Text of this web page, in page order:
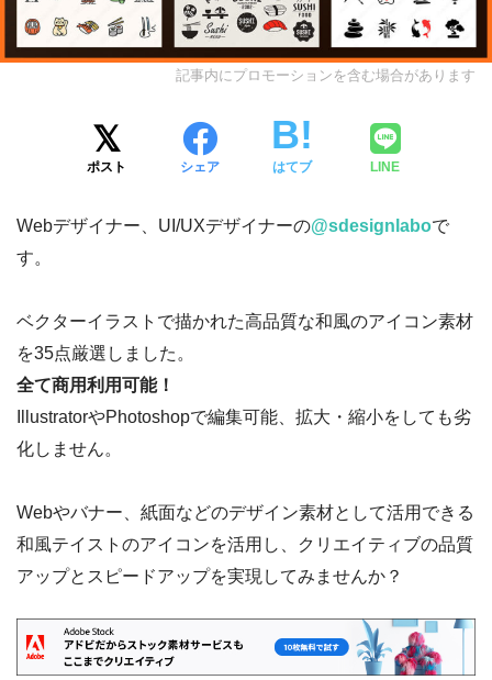
記事内にプロモーションを含む場合があります
ポスト シェア はてブ LINE
Webデザイナー、UI/UXデザイナーの@sdesignlaboで
す。
ベクターイラストで描かれた高品質な和風のアイコン素材
を35点厳選しました。
全て商用利用可能！
IllustratorやPhotoshopで編集可能、拡大・縮小をしても劣
化しません。
Webやバナー、紙面などのデザイン素材として活用できる
和風テイストのアイコンを活用し、クリエイティブの品質
アップとスピードアップを実現してみませんか？